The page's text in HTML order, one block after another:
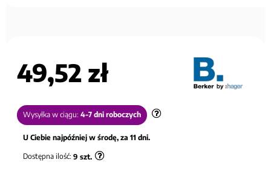
49,52 zł
Wysyłka w ciągu: 4-7 dni roboczych
U Ciebie najpóźniej w środę, za 11 dni.
Dostępna ilość: 9 szt.